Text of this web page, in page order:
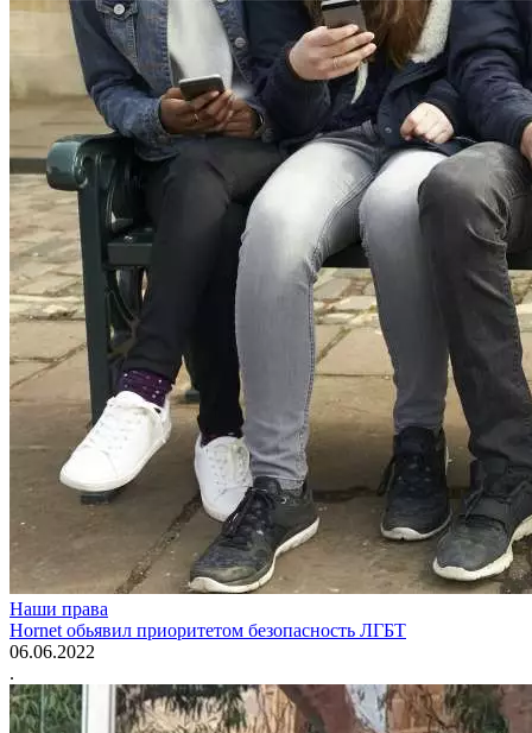
Наши права
Hornet обьявил приоритетом безопасность ЛГБТ
06.06.2022
.